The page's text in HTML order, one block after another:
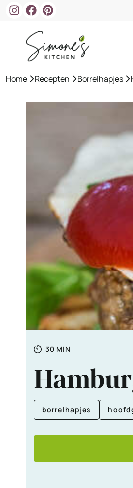
Home »Recepten »Borrelhapjes »
Totale
30 MINUTEN
MIN
borrelhapjes